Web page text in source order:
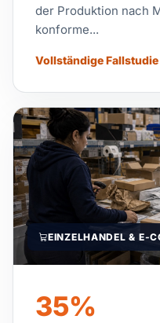
der Produktion nach
konforme...
Vollständige Fallstudie
EINZELHANDEL & E-
35%